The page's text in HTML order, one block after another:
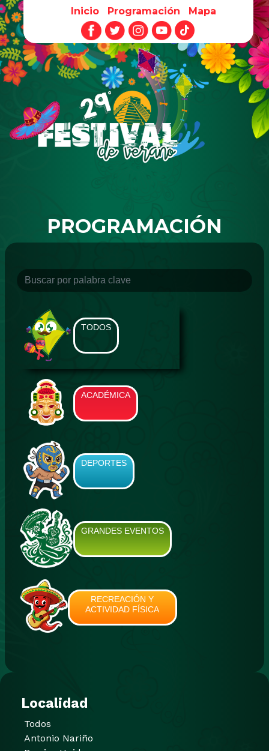
Pasar al contenido principal
Inicio Programación Mapa
PROGRAMACIÓN
Localidad
Todos
Antonio Nariño
TODOS
ACADÉMICA
DEPORTES
GRANDES EVENTOS
RECREACIÓN Y
ACTIVIDAD FÍSICA